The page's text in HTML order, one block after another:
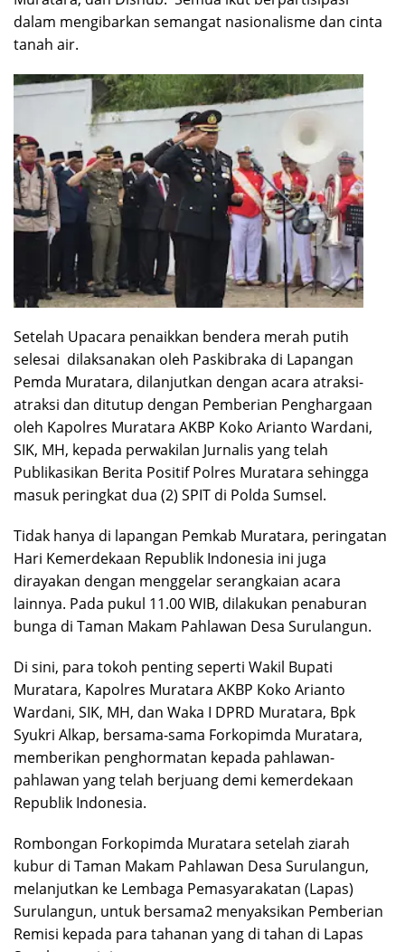
dalam mengibarkan semangat nasionalisme dan cinta
tanah air.
Setelah Upacara penaikkan bendera merah putih
selesai dilaksanakan oleh Paskibraka di Lapangan
Pemda Muratara, dilanjutkan dengan acara atraksi-
atraksi dan ditutup dengan Pemberian Penghargaan
oleh Kapolres Muratara AKBP Koko Arianto Wardani,
SIK, MH, kepada perwakilan Jurnalis yang telah
Publikasikan Berita Positif Polres Muratara sehingga
masuk peringkat dua (2) SPIT di Polda Sumsel.
Tidak hanya di lapangan Pemkab Muratara, peringatan
Hari Kemerdekaan Republik Indonesia ini juga
dirayakan dengan menggelar serangkaian acara
lainnya. Pada pukul 11.00 WIB, dilakukan penaburan
bunga di Taman Makam Pahlawan Desa Surulangun.
Di sini, para tokoh penting seperti Wakil Bupati
Muratara, Kapolres Muratara AKBP Koko Arianto
Wardani, SIK, MH, dan Waka I DPRD Muratara, Bpk
Syukri Alkap, bersama-sama Forkopimda Muratara,
memberikan penghormatan kepada pahlawan-
pahlawan yang telah berjuang demi kemerdekaan
Republik Indonesia.
Rombongan Forkopimda Muratara setelah ziarah
kubur di Taman Makam Pahlawan Desa Surulangun,
melanjutkan ke Lembaga Pemasyarakatan (Lapas)
Surulangun, untuk bersama2 menyaksikan Pemberian
Remisi kepada para tahanan yang di tahan di Lapas